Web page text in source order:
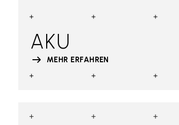
AKU
MEHR ERFAHREN